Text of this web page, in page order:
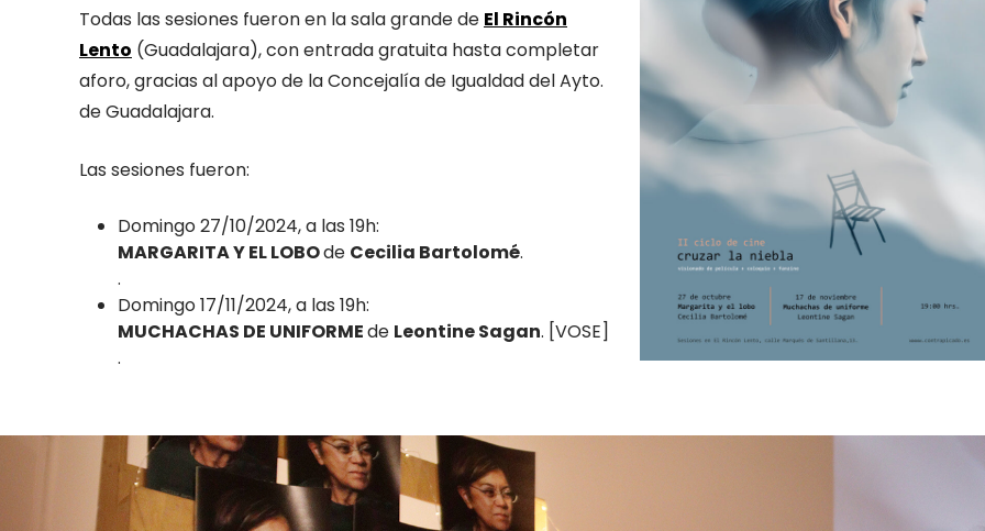
Todas las sesiones fueron en la sala grande de El Rincón
Lento (Guadalajara), con entrada gratuita hasta completar
aforo, gracias al apoyo de la Concejalía de Igualdad del Ayto.
de Guadalajara.
Las sesiones fueron:
Domingo 27/10/2024, a las 19h:
MARGARITA Y EL LOBOde Cecilia Bartolomé.
.
Domingo 17/11/2024, a las 19h:
MUCHACHAS DE UNIFORMEde Leontine Sagan. [VOSE]
.